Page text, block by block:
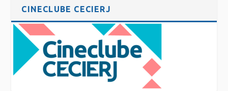
CINECLUBE CECIERJ